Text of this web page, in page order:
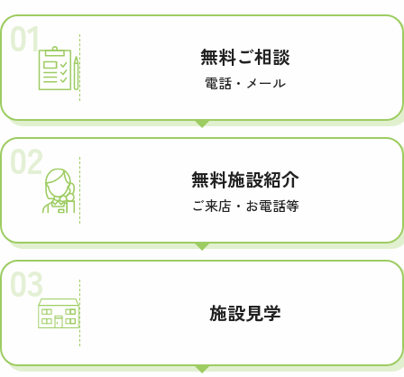
01 無料ご相談
電話・メール
02 無料施設紹介
ご来店・お電話等
03
施設見学